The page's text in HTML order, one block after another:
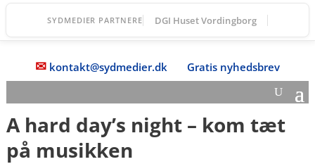
SYDMEDIER PARTNERE DGI Huset Vordingborg
✉ kontakt@sydmedier.dk Gratis nyhedsbrev
A hard day’s night – kom tæt
på musikken